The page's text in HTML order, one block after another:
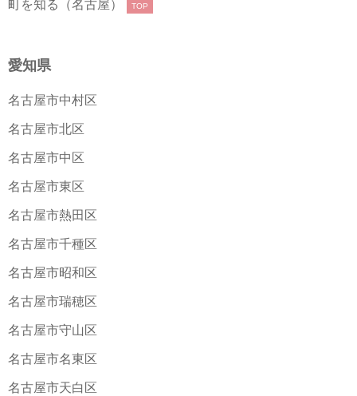
町を知る（名古屋） TOP
愛知県
名古屋市中村区
名古屋市北区
名古屋市中区
名古屋市東区
名古屋市熱田区
名古屋市千種区
名古屋市昭和区
名古屋市瑞穂区
名古屋市守山区
名古屋市名東区
名古屋市天白区